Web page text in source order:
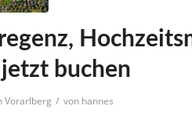
buchen
Vorarlberg / von hannes